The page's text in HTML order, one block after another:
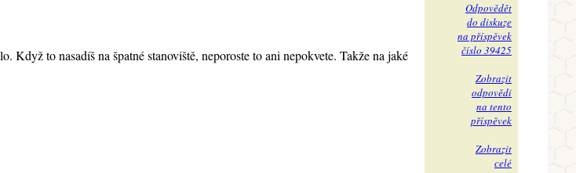
to nasadíš na špatné stanoviště, neporoste to ani nepokvete. Takže na jaké
Odpovědět
do diskuze
na příspěvek
číslo 39425
Zobrazit
odpovědi
na tento
příspěvek
Zobrazit
celé